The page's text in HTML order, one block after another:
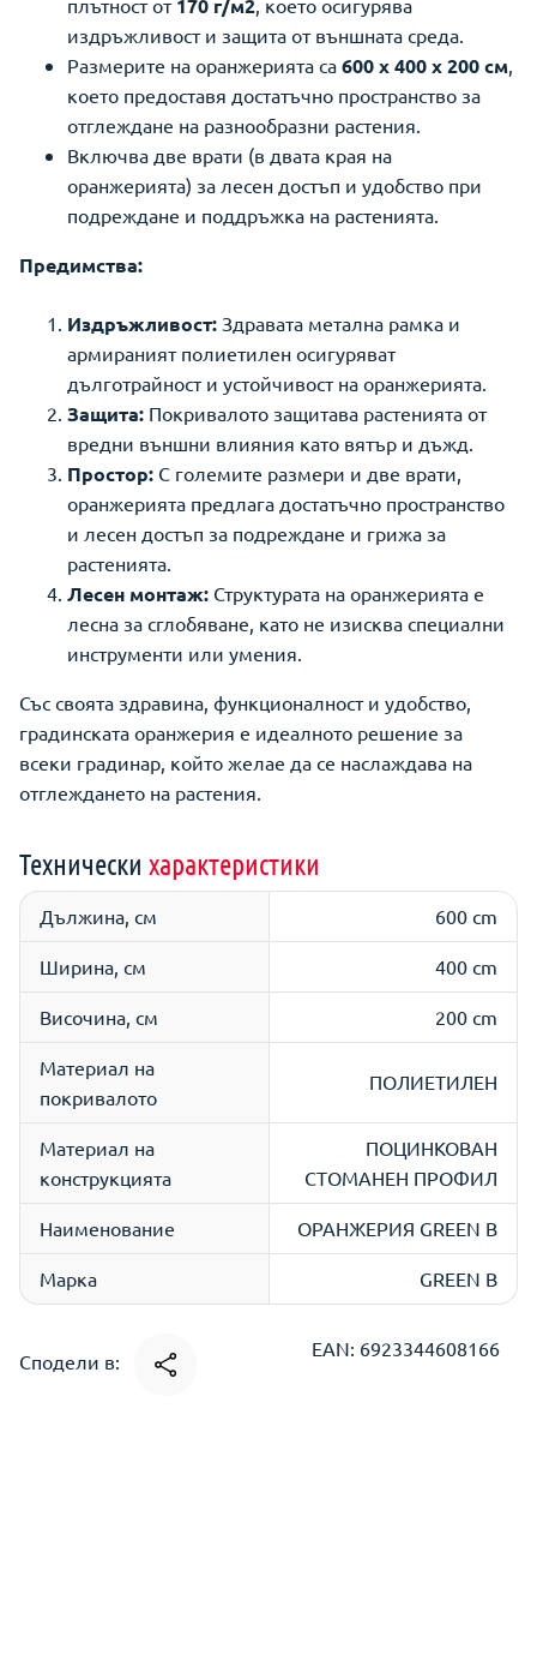
плътност от 170 г/м2, което осигурява
издръжливост и защита от външната среда.
Размерите на оранжерията са 600 x 400 x 200 см,
което предоставя достатъчно пространство за
отглеждане на разнообразни растения.
Включва две врати (в двата края на
оранжерията) за лесен достъп и удобство при
подреждане и поддръжка на растенията.
Предимства:
Издръжливост: Здравата метална рамка и
армираният полиетилен осигуряват
дълготрайност и устойчивост на оранжерията.
Защита: Покривалото защитава растенията от
вредни външни влияния като вятър и дъжд.
Простор: С големите размери и две врати,
оранжерията предлага достатъчно пространство
и лесен достъп за подреждане и грижа за
растенията.
Лесен монтаж: Структурата на оранжерията е
лесна за сглобяване, като не изисква специални
инструменти или умения.
Със своята здравина, функционалност и удобство,
градинската оранжерия е идеалното решение за
всеки градинар, който желае да се наслаждава на
отглеждането на растения.
Технически характеристики
Дължина, см 600 cm
Ширина, см 400 cm
Височина, см 200 cm
Материал на
покривалото
ПОЛИЕТИЛЕН
Материал на
конструкцията
ПОЦИНКОВАН
СТОМАНЕН ПРОФИЛ
Наименование ОРАНЖЕРИЯ GREEN B
Марка GREEN B
Сподели в:
EAN: 6923344608166